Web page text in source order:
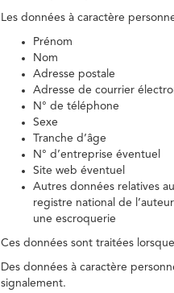
Les données à caractère
Prénom
Nom
Adresse postale
Adresse de courrier
N° de téléphone
Sexe
Tranche d’âge
N° d’entreprise éventuel
Site web éventuel
Autres données relatives
registre national de
une escroquerie
Ces données sont traitées
Des données à caractère
signalement.